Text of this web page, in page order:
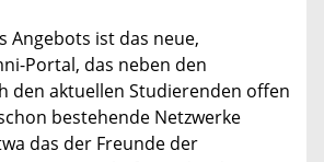
Angebots ist das neue,
Portal, das neben den
den aktuellen Studierenden offen
bestehende Netzwerke
das der Freunde der